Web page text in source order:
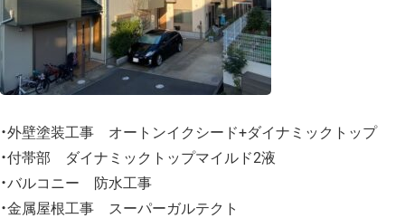
・外壁塗装工事 オートンイクシード+ダイナミックトップ
・付帯部 ダイナミックトップマイルド2液
・バルコニー 防水工事
・金属屋根工事 スーパーガルテクト